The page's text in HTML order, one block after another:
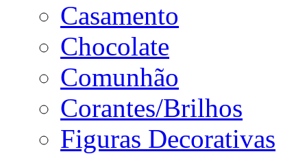
Casamento
Chocolate
Comunhão
Corantes/Brilhos
Figuras Decorativas